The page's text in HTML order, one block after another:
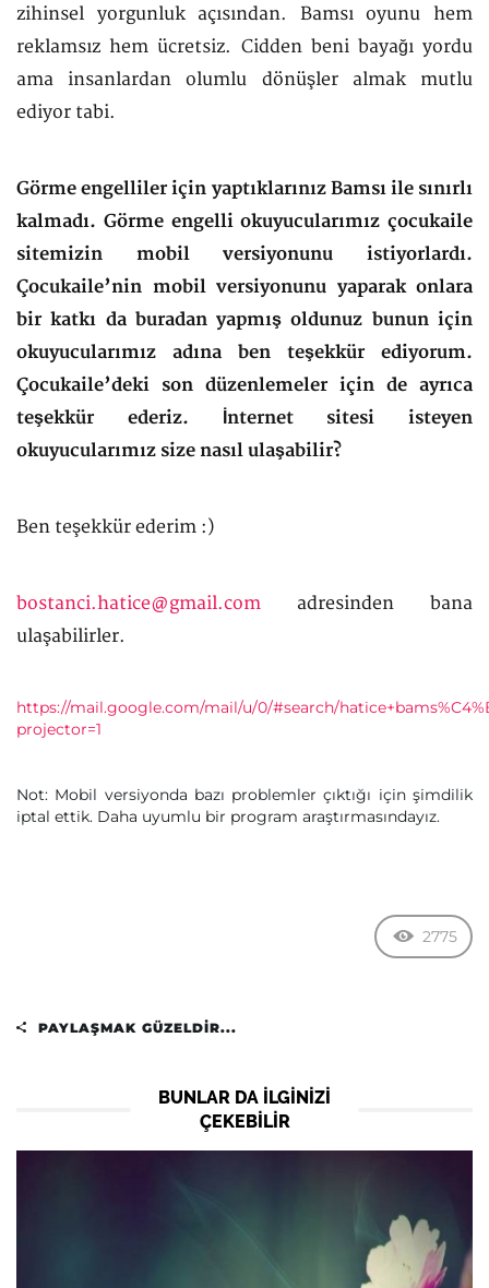
zihinsel yorgunluk açısından. Bamsı oyunu hem
reklamsız hem ücretsiz. Cidden beni bayağı yordu
ama insanlardan olumlu dönüşler almak mutlu
ediyor tabi.
Görme engelliler için yaptıklarınız Bamsı ile sınırlı
kalmadı. Görme engelli okuyucularımız çocukaile
sitemizin mobil versiyonunu istiyorlardı.
Çocukaile’nin mobil versiyonunu yaparak onlara
bir katkı da buradan yapmış oldunuz bunun için
okuyucularımız adına ben teşekkür ediyorum.
Çocukaile’deki son düzenlemeler için de ayrıca
teşekkür ederiz. İnternet sitesi isteyen
okuyucularımız size nasıl ulaşabilir?
Ben teşekkür ederim :)
bostanci.hatice@gmail.com adresinden bana
ulaşabilirler.
https://mail.google.com/mail/u/0/#search/
projector=1
Not: Mobil versiyonda bazı problemler çıktığı için şimdilik
iptal ettik. Daha uyumlu bir program araştırmasındayız.
2775
PAYLAŞMAK GÜZELDIR...
BUNLAR DA ILGINIZI
ÇEKEBILIR